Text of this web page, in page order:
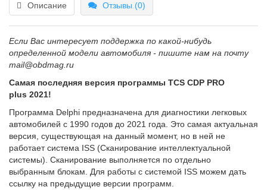
Описание Отзывы (0)
Если Вас интересует поддержка по какой-нибудь
определенной модели автомобиля - пишите нам на почту
mail@obdmag.ru
Самая последняя версия программы TCS CDP PRO
plus 2021!
Программа Delphi предназначена для диагностики легковых
автомобилей с 1990 годов до 2021 года. Это самая актуальная
версия, существующая на данный момент, но в ней не
работает система ISS (Сканирование интеллектуальной
системы). Сканирование выполняется по отдельно
выбранным блокам. Для работы с сиcтемой ISS можем дать
ссылку на предыдущие версии программ.